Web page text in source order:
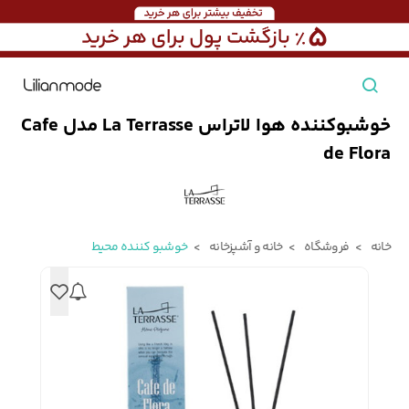
زنانه
مشاهده همه محصولات
بارانی مردانه پالتو مردانه
جوراب مردانه کت مردانه
خوشبوکننده هوا لاتراس La Terrasse مدل Cafe
de Flora
خانه فروشگاه خانه و آشپزخانه خوشبو کننده محیط